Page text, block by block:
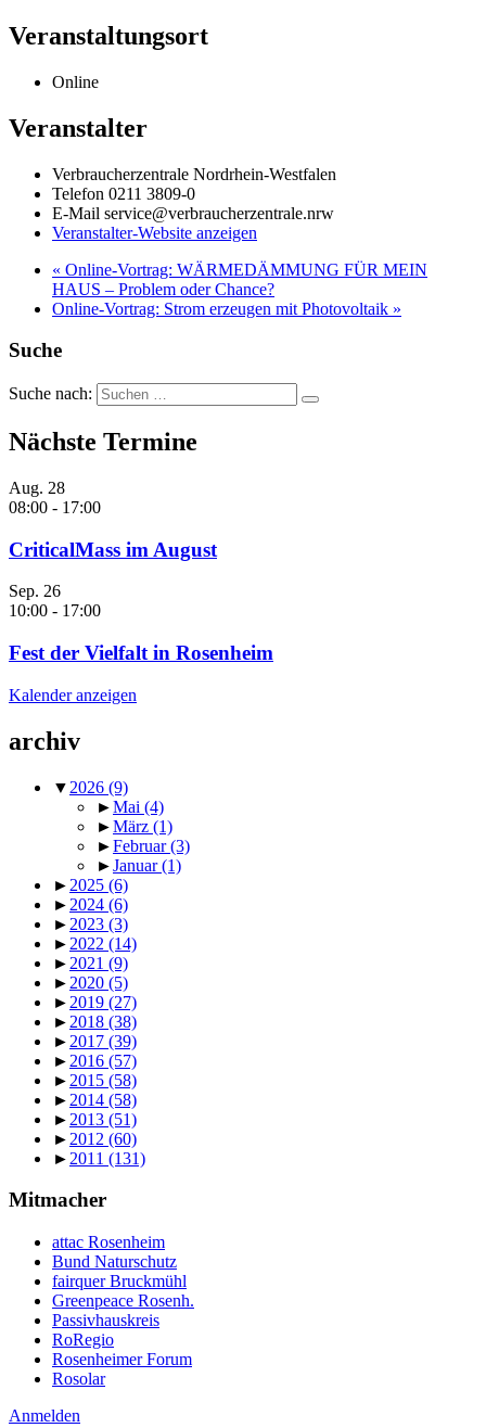
Veranstaltungsort
Online
Veranstalter
Verbraucherzentrale Nordrhein-Westfalen
Telefon 0211 3809-0
E-Mail service@verbraucherzentrale.nrw
Veranstalter-Website anzeigen
« Online-Vortrag: WÄRMEDÄMMUNG FÜR MEIN
HAUS – Problem oder Chance?
Online-Vortrag: Strom erzeugen mit Photovoltaik »
Suche
Suche nach:
Nächste Termine
Aug. 28
08:00 - 17:00
CriticalMass im August
Sep. 26
10:00 - 17:00
Fest der Vielfalt in Rosenheim
Kalender anzeigen
archiv
▼ 2026 (9)
►Mai (4)
►März (1)
►Februar(3)
►Januar(1)
► 2025 (6)
► 2024 (6)
► 2023 (3)
► 2022 (14)
► 2021 (9)
► 2020 (5)
► 2019 (27)
► 2018 (38)
► 2017 (39)
► 2016 (57)
► 2015 (58)
► 2014 (58)
► 2013 (51)
► 2012 (60)
► 2011 (131)
Mitmacher
attac Rosenheim
Bund Naturschutz
fairquer Bruckmühl
Greenpeace Rosenh.
Passivhauskreis
RoRegio
Rosenheimer Forum
Rosolar
Anmelden